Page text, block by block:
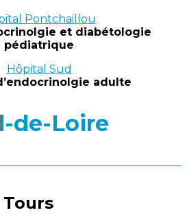
Pontchaillou
et diabétologie
pédiatrique
Hôpital Sud
adulte
de-Loire
Tours